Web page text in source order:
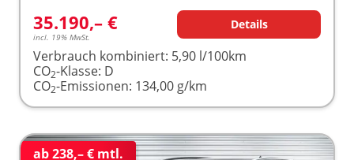
35.190,– €
incl. 19% MwSt.
Details
Verbrauch kombiniert: 5,90 l/100km
CO2-Klasse: D
CO2-Emissionen: 134,00 g/km
ab 238,– € mtl.